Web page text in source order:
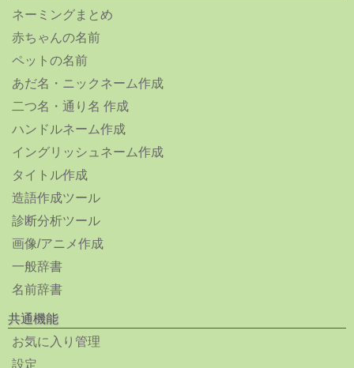
ネーミングまとめ
赤ちゃんの名前
ペットの名前
あだ名・ニックネーム作成
二つ名・通り名 作成
ハンドルネーム作成
イングリッシュネーム作成
タイトル作成
造語作成ツール
診断分析ツール
画像/アニメ作成
一般辞書
名前辞書
共通機能
お気に入り管理
設定